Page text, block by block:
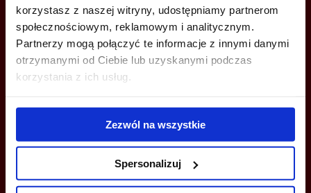
korzystasz z naszej witryny, udostępniamy partnerom
społecznościowym, reklamowym i analitycznym.
Partnerzy mogą połączyć te informacje z innymi danymi
otrzymanymi od Ciebie lub uzyskanymi podczas
korzystania z ich usług.
Zezwól na wszystkie
Spersonalizuj
MOŻESZ TEŻ ZOSTAWIĆ SWÓJ NUMER, A MY SKONTAKTUJEMY SIĘ